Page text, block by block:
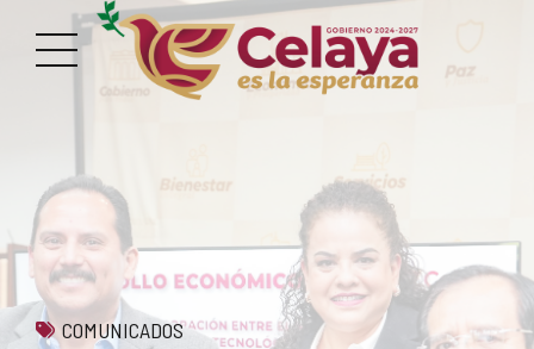
COMUNICADOS